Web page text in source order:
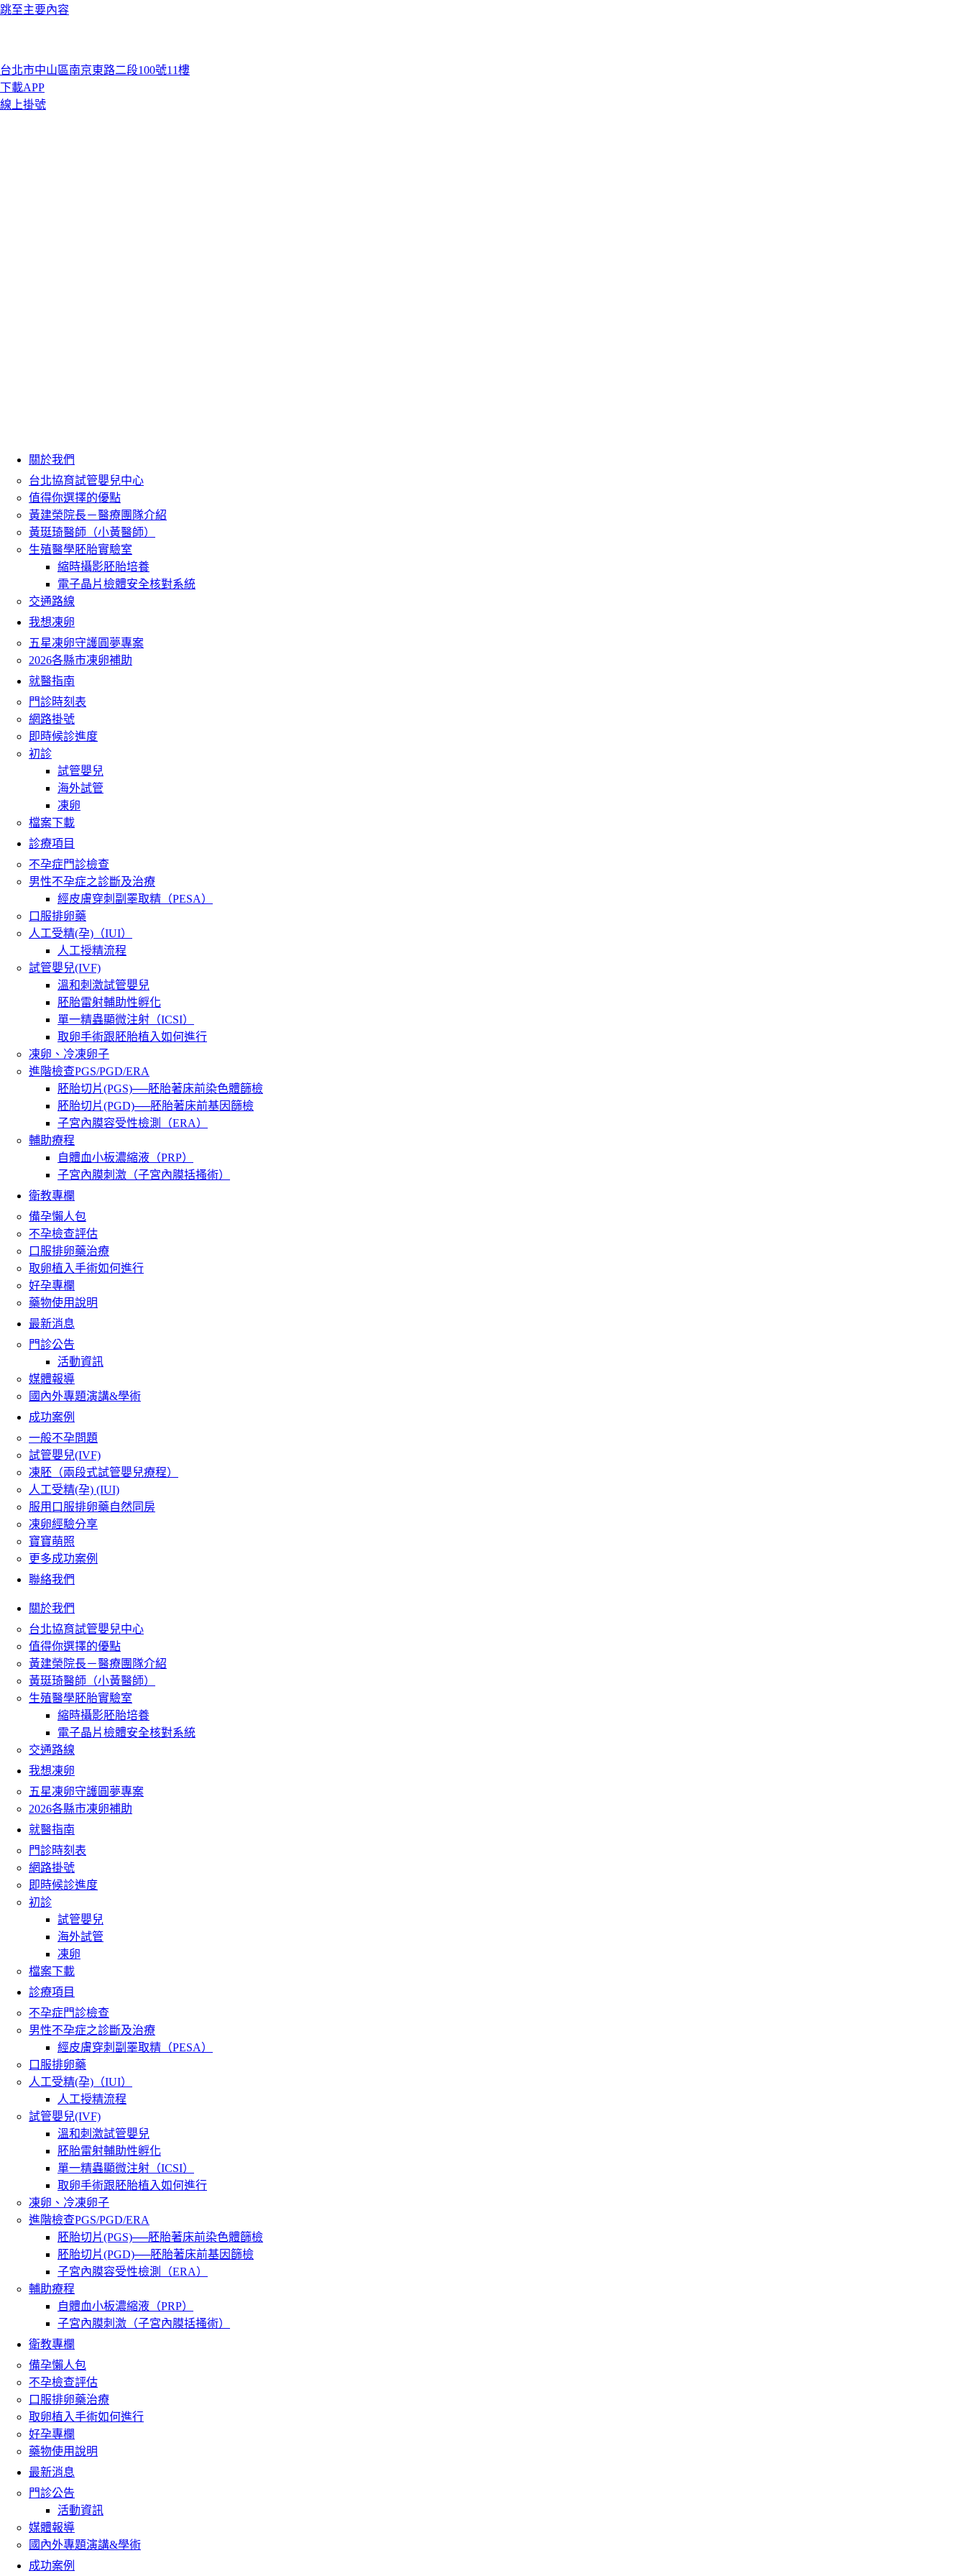
跳至主要內容
台北市中山區南京東路二段100號11樓
下載APP
線上掛號
關於我們
台北協育試管嬰兒中心
值得你選擇的優點
黃建榮院長－醫療團隊介紹
黃珽琦醫師（小黃醫師）
生殖醫學胚胎實驗室
縮時攝影胚胎培養
電子晶片檢體安全核對系統
交通路線
我想凍卵
五星凍卵守護圓夢專案
2026各縣市凍卵補助
就醫指南
門診時刻表
網路掛號
即時候診進度
初診
試管嬰兒
海外試管
凍卵
檔案下載
診療項目
不孕症門診檢查
男性不孕症之診斷及治療
經皮膚穿刺副睪取精（PESA）
口服排卵藥
人工受精(孕)（IUI）
人工授精流程
試管嬰兒(IVF)
溫和刺激試管嬰兒
胚胎雷射輔助性孵化
單一精蟲顯微注射（ICSI）
取卵手術跟胚胎植入如何進行
凍卵、冷凍卵子
進階檢查PGS/PGD/ERA
胚胎切片(PGS)──胚胎著床前染色體篩檢
胚胎切片(PGD)──胚胎著床前基因篩檢
子宮內膜容受性檢測（ERA）
輔助療程
自體血小板濃縮液（PRP）
子宮內膜刺激（子宮內膜括搔術）
衛教專欄
備孕懶人包
不孕檢查評估
口服排卵藥治療
取卵植入手術如何進行
好孕專欄
藥物使用說明
最新消息
門診公告
活動資訊
媒體報導
國內外專題演講&學術
成功案例
一般不孕問題
試管嬰兒(IVF)
凍胚（兩段式試管嬰兒療程）
人工受精(孕) (IUI)
服用口服排卵藥自然同房
凍卵經驗分享
寶寶萌照
更多成功案例
聯絡我們
關於我們
台北協育試管嬰兒中心
值得你選擇的優點
黃建榮院長－醫療團隊介紹
黃珽琦醫師（小黃醫師）
生殖醫學胚胎實驗室
縮時攝影胚胎培養
電子晶片檢體安全核對系統
交通路線
我想凍卵
五星凍卵守護圓夢專案
2026各縣市凍卵補助
就醫指南
門診時刻表
網路掛號
即時候診進度
初診
試管嬰兒
海外試管
凍卵
檔案下載
診療項目
不孕症門診檢查
男性不孕症之診斷及治療
經皮膚穿刺副睪取精（PESA）
口服排卵藥
人工受精(孕)（IUI）
人工授精流程
試管嬰兒(IVF)
溫和刺激試管嬰兒
胚胎雷射輔助性孵化
單一精蟲顯微注射（ICSI）
取卵手術跟胚胎植入如何進行
凍卵、冷凍卵子
進階檢查PGS/PGD/ERA
胚胎切片(PGS)──胚胎著床前染色體篩檢
胚胎切片(PGD)──胚胎著床前基因篩檢
子宮內膜容受性檢測（ERA）
輔助療程
自體血小板濃縮液（PRP）
子宮內膜刺激（子宮內膜括搔術）
衛教專欄
備孕懶人包
不孕檢查評估
口服排卵藥治療
取卵植入手術如何進行
好孕專欄
藥物使用說明
最新消息
門診公告
活動資訊
媒體報導
國內外專題演講&學術
成功案例